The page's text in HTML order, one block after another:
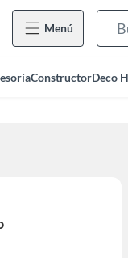
Menú
ConstructorDeco